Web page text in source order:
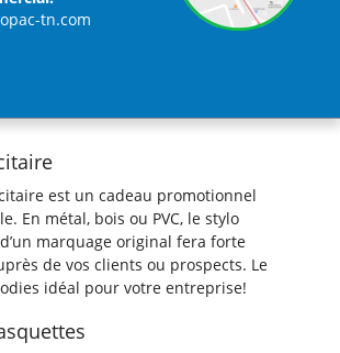
tn.com
est un cadeau promotionnel
En métal, bois ou PVC, le stylo
marquage original fera forte
de vos clients ou prospects. Le
idéal pour votre entreprise!